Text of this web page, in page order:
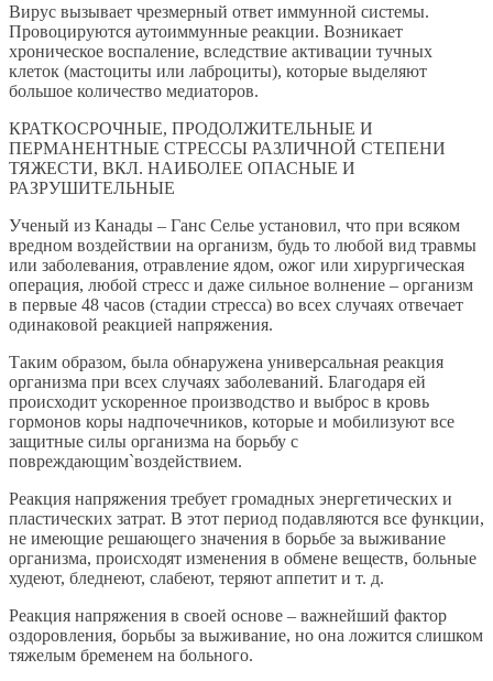
Вирус вызывает чрезмерный ответ иммунной системы.
Провоцируются аутоиммунные реакции. Возникает
хроническое воспаление, вследствие активации тучных
клеток (мастоциты или лаброциты), которые выделяют
большое количество медиаторов.
КРАТКОСРОЧНЫЕ, ПРОДОЛЖИТЕЛЬНЫЕ И
ПЕРМАНЕНТНЫЕ СТРЕССЫ РАЗЛИЧНОЙ СТЕПЕНИ
ТЯЖЕСТИ, ВКЛ. НАИБОЛЕЕ ОПАСНЫЕ И
РАЗРУШИТЕЛЬНЫЕ
Ученый из Канады – Ганс Селье установил, что при всяком
вредном воздействии на организм, будь то любой вид травмы
или заболевания, отравление ядом, ожог или хирургическая
операция, любой стресс и даже сильное волнение – организм
в первые 48 часов (стадии стресса) во всех случаях отвечает
одинаковой реакцией напряжения.
Таким образом, была обнаружена универсальная реакция
организма при всех случаях заболеваний. Благодаря ей
происходит ускоренное производство и выброс в кровь
гормонов коры надпочечников, которые и мобилизуют все
защитные силы организма на борьбу с
повреждающим`воздействием.
Реакция напряжения требует громадных энергетических и
пластических затрат. В этот период подавляются все функции,
не имеющие решающего значения в борьбе за выживание
организма, происходят изменения в обмене веществ, больные
худеют, бледнеют, слабеют, теряют аппетит и т. д.
Реакция напряжения в своей основе – важнейший фактор
оздоровления, борьбы за выживание, но она ложится слишком
тяжелым бременем на больного.